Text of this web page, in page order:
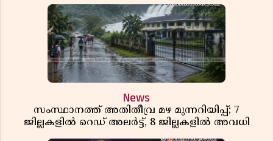
News
സംസ്ഥാനത്ത് അതിതീവ്ര മഴ മുന്നറിയിപ്പ്; 7
ജില്ലകളിൽ റെഡ് അലർട്ട്, 8 ജില്ലകളിൽ അവധി